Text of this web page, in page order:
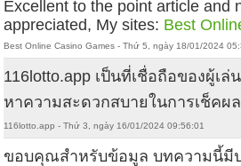
Excellent to the point article and
appreciated, My sites: Best
Best Online Casino Games - Thứ 5, ngày 18/01/2024
116lotto.app เป็นที่เชื่อถือของผู้เ
หาความสะดวกสบายในการเช็คผ
116lotto.app - Thứ 3, ngày 16/01/2024 09:56:01
ขอบคุณสำหรับข้อมูล บทความนี้มี